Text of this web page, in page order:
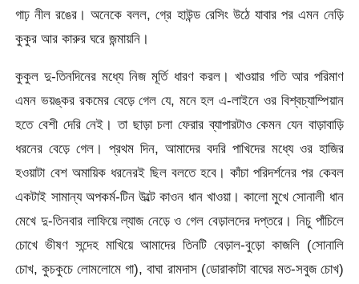
গাঢ় নীল রঙের। অনেকে বলল, গ্রে হাউন্ড রেসিং উঠে যাবার পর এমন নেড়ি
কুকুর আর কারুর ঘরে জন্মায়নি।
কুকুল দু-তিনদিনের মধ্যে নিজ মূর্তি ধারণ করল। খাওয়ার গতি আর পরিমাণ
এমন ভয়ঙ্কর রকমের বেড়ে গেল যে, মনে হল এ-লাইনে ওর বিশ্বচ্যাম্পিয়ান
হতে বেশী দেরি নেই। তা ছাড়া চলা ফেরার ব্যাপারটাও কেমন যেন বাড়াবাড়ি
ধরনের বেড়ে গেল। প্রথম দিন, আমাদের বদরি পাখিদের মধ্যে ওর হাজির
হওয়াটা বেশ অমায়িক ধরনেরই ছিল বলতে হবে। কাঁচা পরিদর্শনের পর কেবল
একটাই সামান্য অপকর্ম-টিন উল্টে কাওন ধান খাওয়া। কালো মুখে সোনালী ধান
মেখে দু-তিনবার লাফিয়ে ল্যাজ নেড়ে ও গেল বেড়ালদের দপ্তরে। নিচু পাঁচিলে
চোখে ভীষণ সন্দেহ মাখিয়ে আমাদের তিনটি বেড়াল-বুড়ো কাজলি (সোনালি
চোখ, কুচকুচে লোমলোমে গা), বাঘা রামদাস (ডোরাকাটা বাঘের মত-সবুজ চোখ)